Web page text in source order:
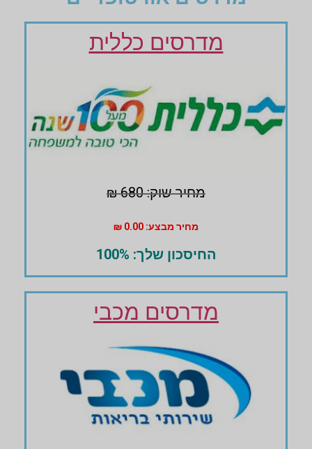
מדרסים כללית
מחיר שוק: 680 ₪
מחיר מבצע: 0.00 ₪
החיסכון שלך: 100%
מדרסים מכבי